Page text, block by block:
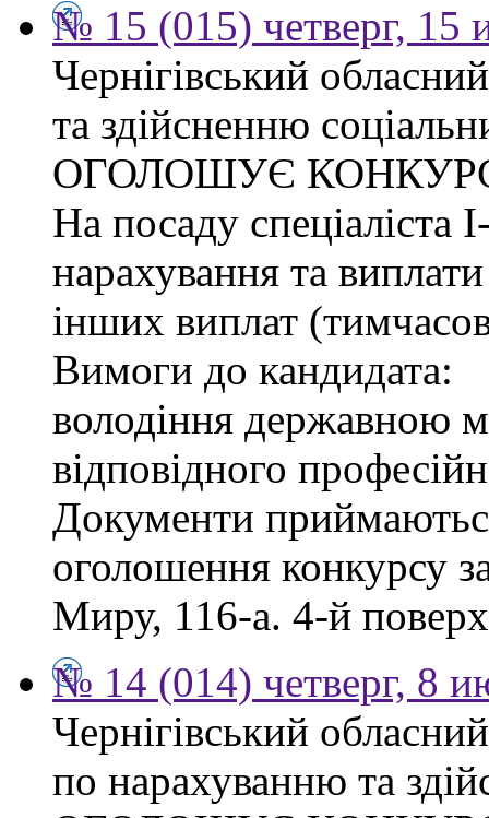
№ 15 (015) четверг, 15
Чернігівський
та здійсненню
ОГОЛОШУЄ
На посаду спеціаліста
нарахування та
інших виплат
Вимоги до кандидата:
володіння державною
відповідного
Документи
оголошення конкурсу
Миру, 116-а. 4-й
№ 14 (014) четверг, 8
Чернігівський
по нарахуванню та